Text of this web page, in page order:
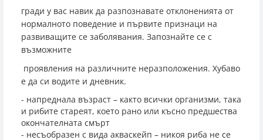
гради у вас навик да разпознавате отклоненията от
нормалното поведение и първите признаци на
развиващите се заболявания. Запознайте се с
възможните
проявления на различните неразположения. Хубаво
е да си водите и дневник.
- напреднала възраст – както всички организми, така
и рибите стареят, което рано или късно предшества
окончателната смърт
- несъобразен с вида акваскейп – никоя риба не се